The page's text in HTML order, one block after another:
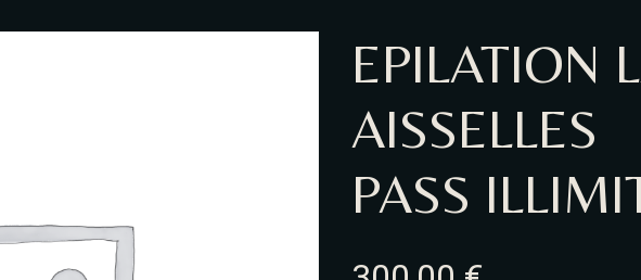
EPILATION
AISSELLES
PASS